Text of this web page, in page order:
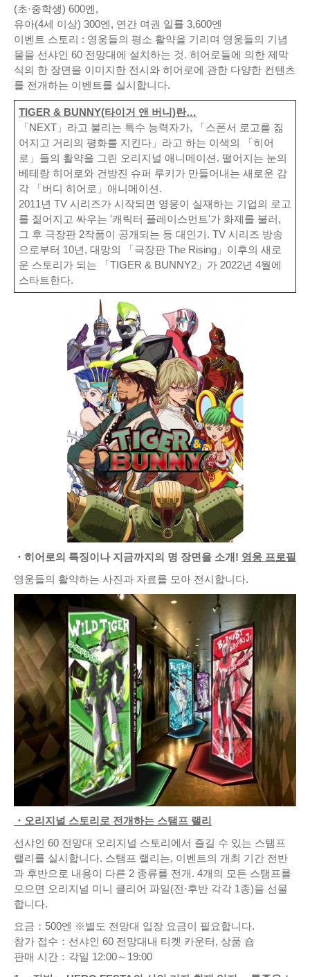
(초·중학생) 600엔,
유아(4세 이상) 300엔, 연간 여권 일률 3,600엔
이벤트 스토리 : 영웅들의 평소 활약을 기리며 영웅들의 기념
물을 선샤인 60 전망대에 설치하는 것. 히어로들에 의한 제막
식의 한 장면을 이미지한 전시와 히어로에 관한 다양한 컨텐츠
를 전개하는 이벤트를 실시합니다.
TIGER & BUNNY(타이거 앤 버니)란…
「NEXT」라고 불리는 특수 능력자가, 「스폰서 로고를 짊
어지고 거리의 평화를 지킨다」라고 하는 이색의 「히어
로」들의 활약을 그린 오리지널 애니메이션. 떨어지는 눈의
베테랑 히어로와 건방진 슈퍼 루키가 만들어내는 새로운 감
각 「버디 히어로」애니메이션.
2011년 TV 시리즈가 시작되면 영웅이 실재하는 기업의 로고
를 짊어지고 싸우는 '캐릭터 플레이스먼트'가 화제를 불러,
그 후 극장판 2작품이 공개되는 등 대인기. TV 시리즈 방송
으로부터 10년, 대망의 「극장판 The Rising」이후의 새로
운 스토리가 되는 「TIGER & BUNNY2」가 2022년 4월에
스타트한다.
・히어로의 특징이나 지금까지의 명 장면을 소개! 영웅 프로필
영웅들의 활약하는 사진과 자료를 모아 전시합니다.
・오리지널 스토리로 전개하는 스탬프 랠리
선샤인 60 전망대 오리지널 스토리에서 즐길 수 있는 스탬프
랠리를 실시합니다. 스탬프 랠리는, 이벤트의 개최 기간 전반
과 후반으로 내용이 다른 2 종류를 전개. 4개의 모든 스탬프를
모으면 오리지널 미니 클리어 파일(전·후반 각각 1종)을 선물
합니다.
요금：500엔 ※별도 전망대 입장 요금이 필요합니다.
참가 접수：선샤인 60 전망대내 티켓 카운터, 상품 숍
판매 시간：각일 12:00～19:00